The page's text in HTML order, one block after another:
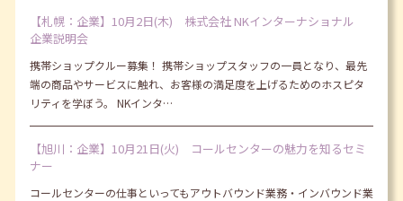
【札幌：企業】10月2日(木) 株式会社 NKインターナショナル
企業説明会
携帯ショップクルー募集！ 携帯ショップスタッフの一員となり、最先
端の商品やサービスに触れ、お客様の満足度を上げるためのホスピタ
リティを学ぼう。 NKインタ…
【旭川：企業】10月21日(火) コールセンターの魅力を知るセミ
ナー
コールセンターの仕事といってもアウトバウンド業務・インバウンド業